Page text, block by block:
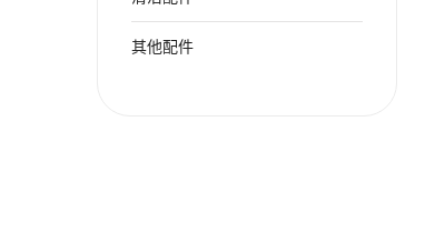
其他配件